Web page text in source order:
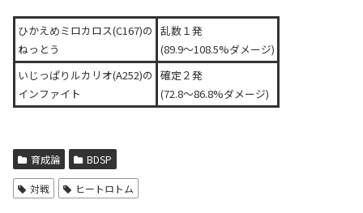
ひかえめミロカロス(C167)の
ねっとう
乱数１発
(89.9～108.5%ダメージ)
いじっぱりルカリオ(A252)の
インファイト
確定２発
(72.8～86.8%ダメージ)
育成論 BDSP
対戦 ヒートロトム